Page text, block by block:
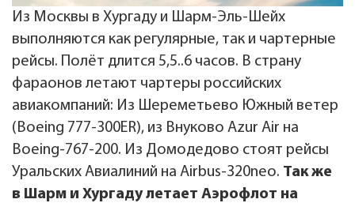
Из Москвы в Хургаду и Шарм-Эль-Шейх
выполняются как регулярные, так и чартерные
рейсы. Полёт длится 5,5..6 часов. В страну
фараонов летают чартеры российских
авиакомпаний: Из Шереметьево Южный ветер
(Boeing 777-300ER), из Внуково Azur Air на
Boeing-767-200. Из Домодедово стоят рейсы
Уральских Авиалиний на Airbus-320neo. Так же
в Шарм и Хургаду летает Аэрофлот на